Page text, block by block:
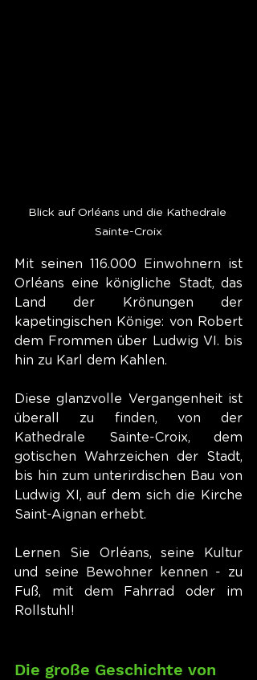
Blick auf Orléans und die Kathedrale
Sainte-Croix
Mit seinen 116.000 Einwohnern ist
Orléans eine königliche Stadt, das
Land der Krönungen der
kapetingischen Könige: von Robert
dem Frommen über Ludwig VI. bis
hin zu Karl dem Kahlen.
Diese glanzvolle Vergangenheit ist
überall zu finden, von der
Kathedrale Sainte-Croix, dem
gotischen Wahrzeichen der Stadt,
bis hin zum unterirdischen Bau von
Ludwig XI, auf dem sich die Kirche
Saint-Aignan erhebt.
Lernen Sie Orléans, seine Kultur
und seine Bewohner kennen - zu
Fuß, mit dem Fahrrad oder im
Rollstuhl!
Die große Geschichte von